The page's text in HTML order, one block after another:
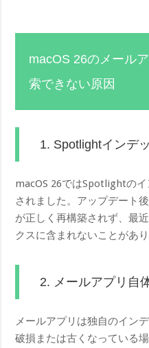
macOS 26のメール
索できない原因
1. Spotlightインデ
macOS 26ではSpotlightの
されました。アップデート
が正しく再構築されず、最
クスに含まれないことがあり
2. メールアプリ自
メールアプリは独自のイン
破損または古くなっている